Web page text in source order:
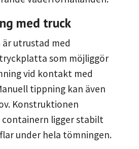
med truck
utrustad med
som möjliggör
vid kontakt med
tippning kan även
Konstruktionen
ligger stabilt
under hela tömningen.